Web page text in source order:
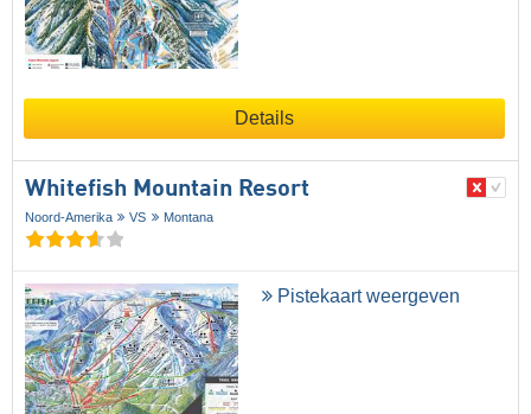
Details
Whitefish Mountain Resort
Noord-Amerika VS Montana
Pistekaart weergeven